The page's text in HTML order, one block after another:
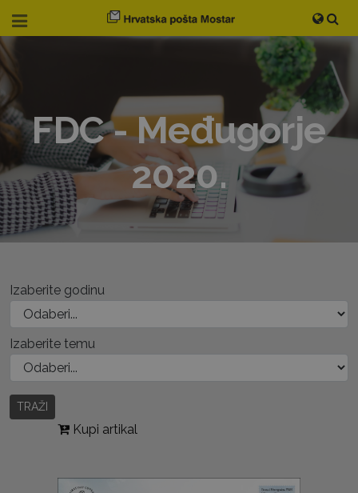
FDC - Međugorje
2020.
Izaberite godinu
Izaberite temu
TRAŽI
Kupi artikal